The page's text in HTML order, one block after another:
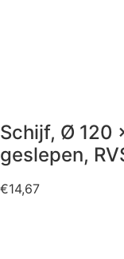
Schijf, Ø 120
geslepen,
€14,67